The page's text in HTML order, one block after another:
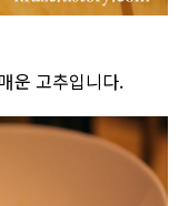
운 고추입니다.